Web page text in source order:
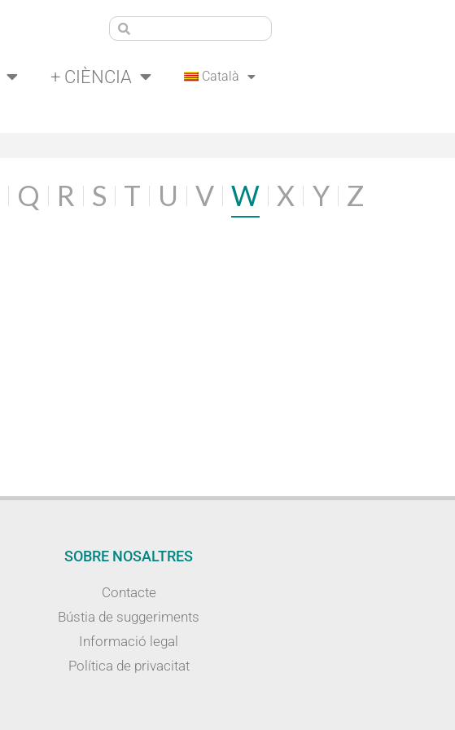
+ CIÈNCIA Català
Q R S T U V W X Y Z
SOBRE NOSALTRES
Contacte
Bústia de suggeriments
Informació legal
Política de privacitat